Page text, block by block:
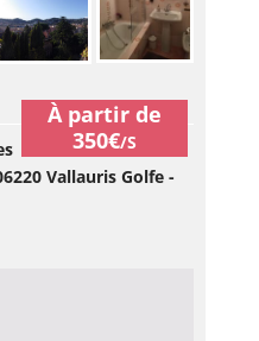
À partir de
350€/S
Vallauris Golfe -